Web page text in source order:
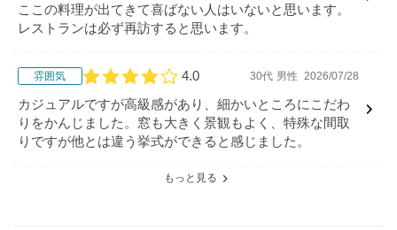
ここの料理が出てきて喜ばない人はいないと思います。
レストランは必ず再訪すると思います。
雰囲気
口コミ評価
4.0 30代 男性 2026/07/28
カジュアルですが高級感があり、細かいところにこだわ
りをかんじました。窓も大きく景観もよく、特殊な間取
りですが他とは違う挙式ができると感じました。
もっと見る